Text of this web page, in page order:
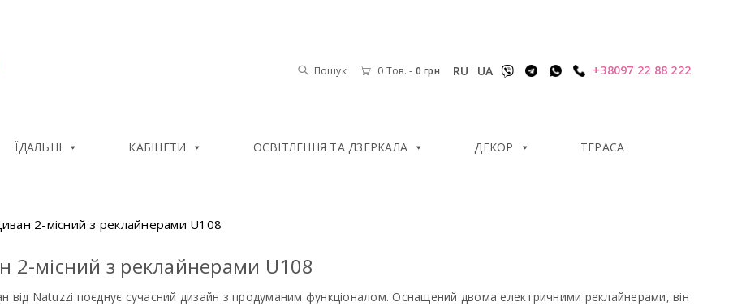
Пошук 0 Тов. - 0 грн RU UA +38097 22 88 222
ЇДАЛЬНІ КАБІНЕТИ ОСВІТЛЕННЯ ТА ДЗЕРКАЛА ДЕКОР ТЕРАСА
2-місний з реклайнерами U108
2-місний з реклайнерами U108
від Natuzzi поєднує сучасний дизайн з продуманим функціоналом. Оснащений двома електричними реклайнерами, він